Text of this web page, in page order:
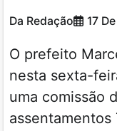
Da Redação 17
O prefeito
nesta sexta-
uma comissão
assentamentos